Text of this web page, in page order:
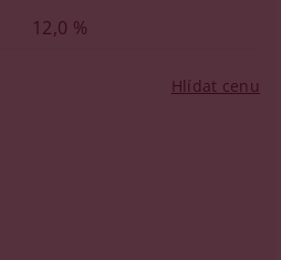
12,0 %
Hlídat cenu